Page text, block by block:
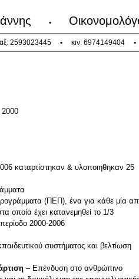
•
2593023445 • κιν: 6974149404 •
2000
καταρτίστηκαν & υλοποιηθηκαν 25
(ΠΕΠ), ένα για κάθε μία
οποία έχει κατανεμηθεί το 1/3
2000-2006
συστήματος και βελτίωση
– Επένδυση στο ανθρώπινο